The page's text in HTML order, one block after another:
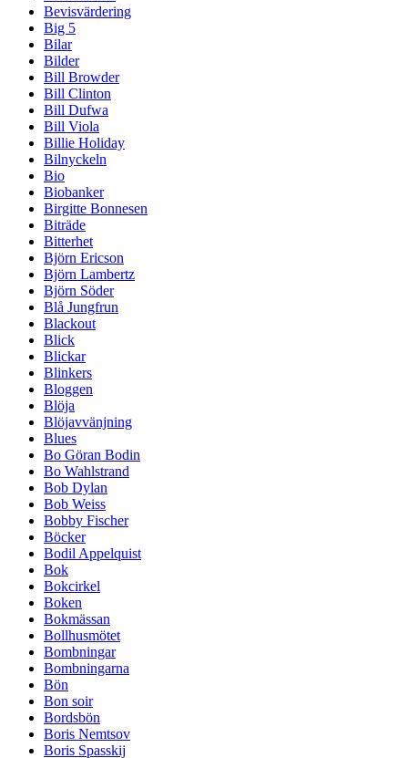
Bevisvärdering
Big 5
Bilar
Bilder
Bill Browder
Bill Clinton
Bill Dufwa
Bill Viola
Billie Holiday
Bilnyckeln
Bio
Biobanker
Birgitte Bonnesen
Biträde
Bitterhet
Björn Ericson
Björn Lambertz
Björn Söder
Blå Jungfrun
Blackout
Blick
Blickar
Blinkers
Bloggen
Blöja
Blöjavvänjning
Blues
Bo Göran Bodin
Bo Wahlstrand
Bob Dylan
Bob Weiss
Bobby Fischer
Böcker
Bodil Appelquist
Bok
Bokcirkel
Boken
Bokmässan
Bollhusmötet
Bombningar
Bombningarna
Bön
Bon soir
Bordsbön
Boris Nemtsov
Boris Spasskij